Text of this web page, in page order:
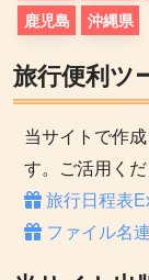
鹿児島
沖縄県
旅行便利ツ
当サイトで作
す。ご活用くだ
旅行日程表
ファイル名